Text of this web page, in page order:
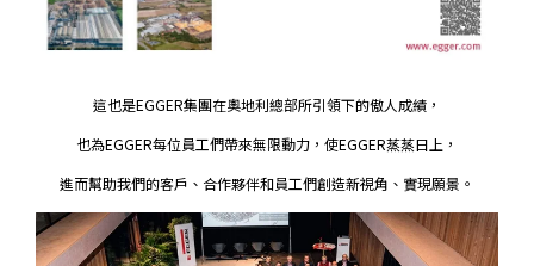
這也是EGGER集團在奧地利總部所引領下的傲人成績，
也為EGGER每位員工們帶來無限動力，使EGGER蒸蒸日上，
進而幫助我們的客戶、合作夥伴和員工們創造新視角、實現願景。